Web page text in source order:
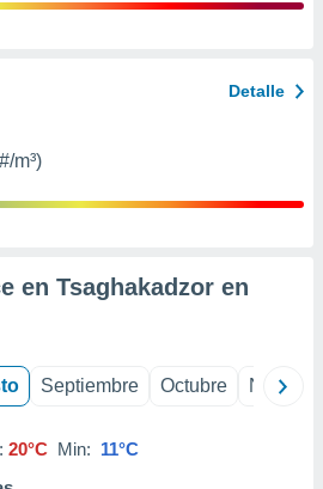
Detalle
m³)
en Tsaghakadzor en
Septiembre Octubre
20°C Min: 11°C